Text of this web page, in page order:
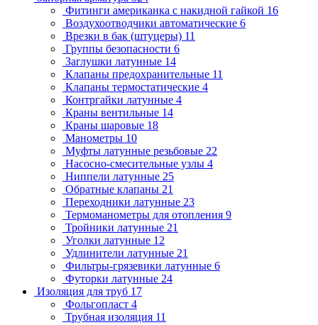
Фитинги американка с накидной гайкой 16
Воздухоотводчики автоматические 6
Врезки в бак (штуцеры) 11
Группы безопасности 6
Заглушки латунные 14
Клапаны предохранительные 11
Клапаны термостатические 4
Контргайки латунные 4
Краны вентильные 14
Краны шаровые 18
Манометры 10
Муфты латунные резьбовые 22
Насосно-смесительные узлы 4
Ниппели латунные 25
Обратные клапаны 21
Переходники латунные 23
Термоманометры для отопления 9
Тройники латунные 21
Уголки латунные 12
Удлинители латунные 21
Фильтры-грязевики латунные 6
Футорки латунные 24
Изоляция для труб 17
Фольгопласт 4
Трубная изоляция 11